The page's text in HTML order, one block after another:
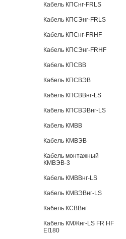
Кабель КПСнг-FRLS
Кабель КПСЭнг-FRLS
Кабель КПСнг-FRHF
Кабель КПСЭнг-FRHF
Кабель КПСВВ
Кабель КПСВЭВ
Кабель КПСВВнг-LS
Кабель КПСВЭВнг-LS
Кабель КМВВ
Кабель КМВЭВ
Кабель монтажный
КМВЭВ-3
Кабель КМВВнг-LS
Кабель КМВЭВнг-LS
Кабель КСВВнг
Кабель КМЖнг-LS FR HF
EI180